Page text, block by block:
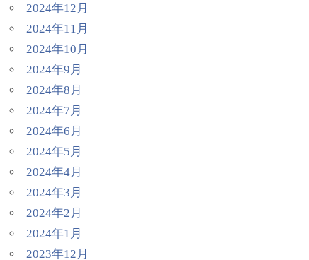
2024年12月
2024年11月
2024年10月
2024年9月
2024年8月
2024年7月
2024年6月
2024年5月
2024年4月
2024年3月
2024年2月
2024年1月
2023年12月